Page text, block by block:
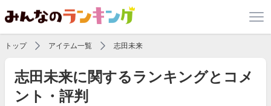
トップ アイテム一覧 志田未来
志田未来に関するランキングとコメ
ント・評判